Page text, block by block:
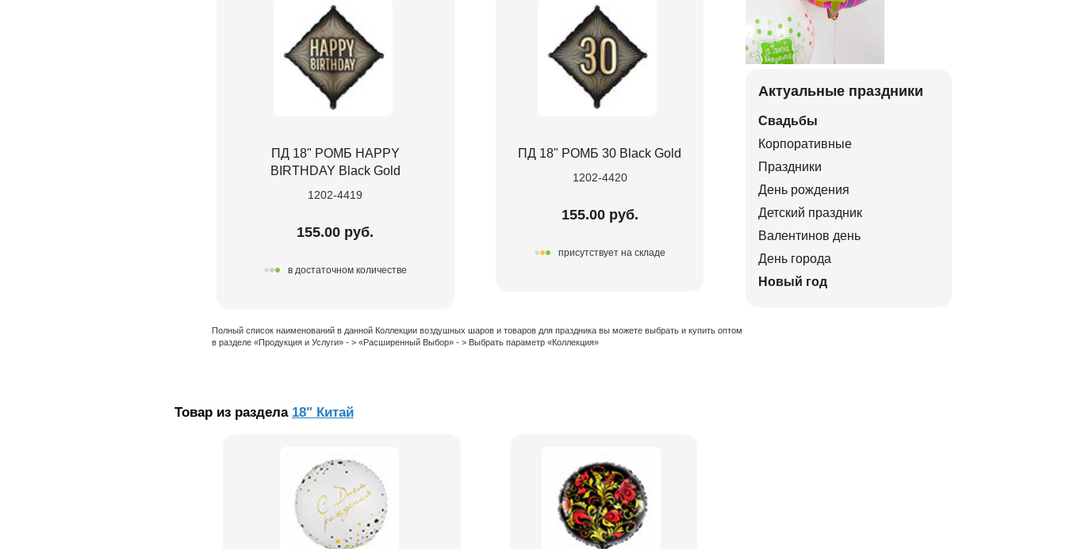
ПД 18" РОМБ HAPPY
BIRTHDAY Black Gold
1202-4419
155.00 руб.
в достаточном количестве
ПД 18" РОМБ 30 Black Gold
1202-4420
155.00 руб.
присутствует на складе
Полный список наименований в данной Коллекции воздушных шаров и товаров для праздника вы можете выбрать и купить оптом
в разделе «Продукция и Услуги» - > «Расширенный Выбор» - > Выбрать параметр «Коллекция»
Товар из раздела 18" Китай
Актуальные праздники
Свадьбы
Корпоративные
Праздники
День рождения
Детский праздник
Валентинов день
День города
Новый год